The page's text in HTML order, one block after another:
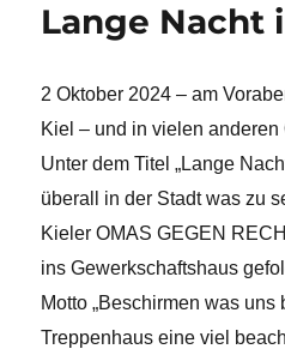
Lange Nacht
2 Oktober 2024 – am
Kiel – und in vielen
Unter dem Titel „Lange
überall in der Stadt was zu
Kieler OMAS GEGEN
ins Gewerkschaftshaus
Motto „Beschirmen was uns
Treppenhaus eine viel